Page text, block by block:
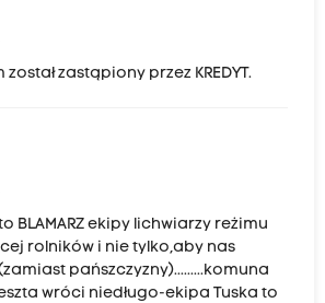
został zastąpiony przez KREDYT.
BLAMARZ ekipy lichwiarzy reżimu
rolników i nie tylko,aby nas
pańszczyzny).........komuna
wróci niedługo-ekipa Tuska to